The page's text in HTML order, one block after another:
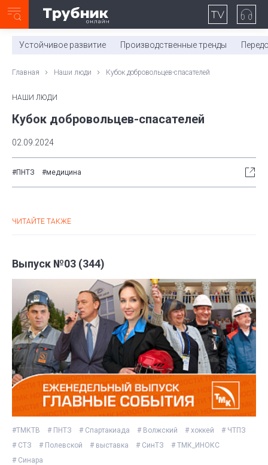
0:00/ 11:03
Устойчивое развитие Производственные тренды
Главная Наши люди Кубок добровольцев-спасателей
НАШИ ЛЮДИ
Кубок добровольцев-спасателей
02.09.2024
#ПНТЗ #медицина
ЧИТАЙТЕ ТАКЖЕ
Выпуск №03 (344)
#ТМКТВ # ПНТЗ # Спартакиада # Волжский # хоккей
# ЧТПЗ
# СТЗ
# Полевской # выставка # СинТЗ
# ТМК_ИНОКС
# Синара